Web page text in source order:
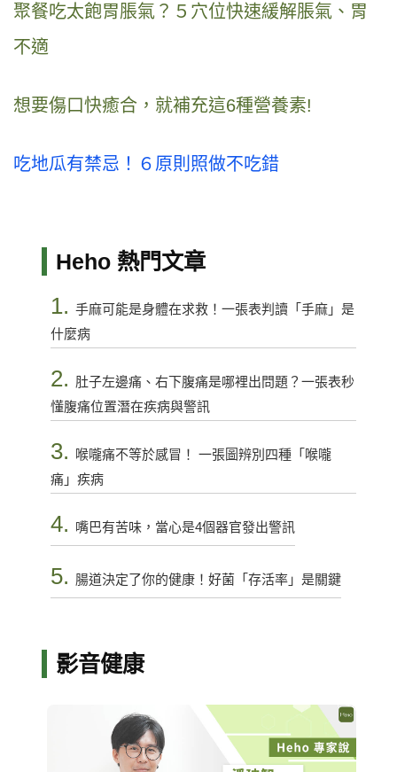
聚餐吃太飽胃脹氣？５穴位快速緩解脹氣、胃
不適
想要傷口快癒合，就補充這6種營養素!
吃地瓜有禁忌！６原則照做不吃錯
Heho 熱門文章
1. 手麻可能是身體在求救！一張表判讀「手麻」是
什麼病
2. 肚子左邊痛、右下腹痛是哪裡出問題？一張表秒
懂腹痛位置潛在疾病與警訊
3.
喉嚨痛不等於感冒！ 一張圖辨別四種「喉嚨
痛」疾病
4. 嘴巴有苦味，當心是4個器官發出警訊
5. 腸道決定了你的健康！好菌「存活率」是關鍵
影音健康